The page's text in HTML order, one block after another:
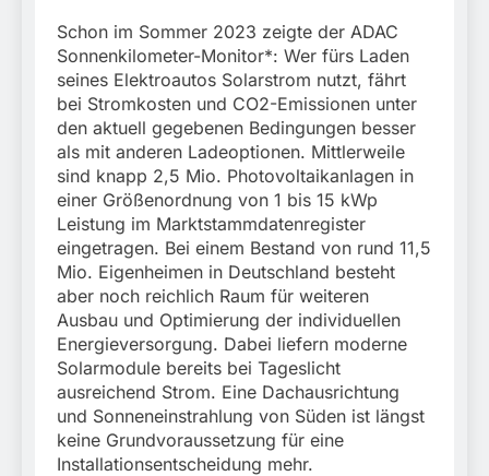
Schon im Sommer 2023 zeigte der ADAC
Sonnenkilometer-Monitor*: Wer fürs Laden
seines Elektroautos Solarstrom nutzt, fährt
bei Stromkosten und CO2-Emissionen unter
den aktuell gegebenen Bedingungen besser
als mit anderen Ladeoptionen. Mittlerweile
sind knapp 2,5 Mio. Photovoltaikanlagen in
einer Größenordnung von 1 bis 15 kWp
Leistung im Marktstammdatenregister
eingetragen. Bei einem Bestand von rund 11,5
Mio. Eigenheimen in Deutschland besteht
aber noch reichlich Raum für weiteren
Ausbau und Optimierung der individuellen
Energieversorgung. Dabei liefern moderne
Solarmodule bereits bei Tageslicht
ausreichend Strom. Eine Dachausrichtung
und Sonneneinstrahlung von Süden ist längst
keine Grundvoraussetzung für eine
Installationsentscheidung mehr.